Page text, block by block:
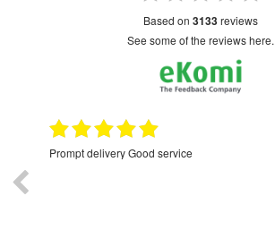
based on 3133reviews
see some of the reviews here.
Prompt delivery Good service